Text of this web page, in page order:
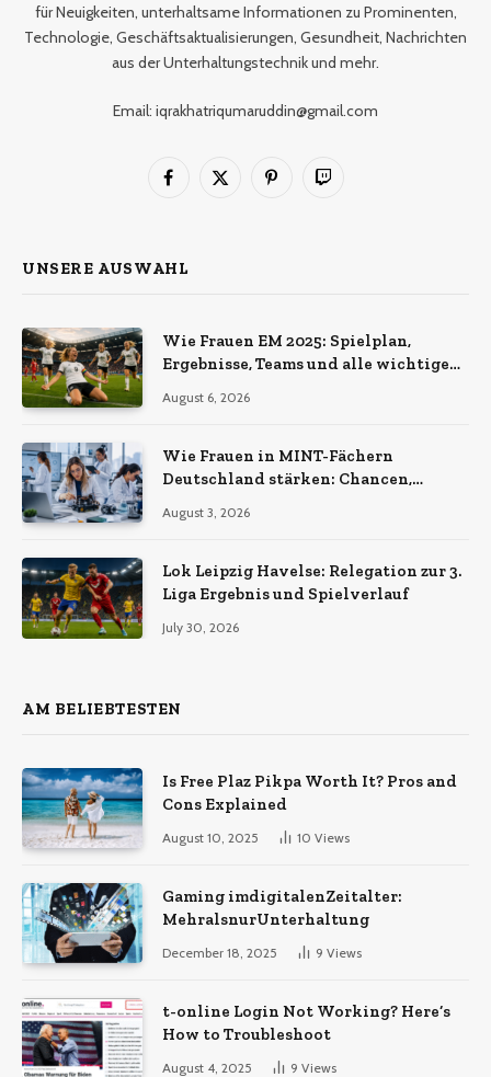
für Neuigkeiten, unterhaltsame Informationen zu Prominenten,
Technologie, Geschäftsaktualisierungen, Gesundheit, Nachrichten
aus der Unterhaltungstechnik und mehr.
Email: iqrakhatriqumaruddin@gmail.com
Facebook
X
PinterestTwitch
UNSERE AUSWAHL
Wie Frauen EM 2025: Spielplan,
Ergebnisse, Teams und alle wichtigen
August 6, 2026
Wie Frauen in MINT-Fächern
Deutschland stärken: Chancen,
Entwicklungen
August 3, 2026
Lok Leipzig Havelse: Relegation zur 3.
Liga Ergebnis und Spielverlauf
July 30, 2026
AM BELIEBTESTEN
Is Free Plaz Pikpa Worth It? Pros and
Cons Explained
August 10, 2025 10 Views
Gaming imdigitalenZeitalter:
MehralsnurUnterhaltung
December 18, 2025 9 Views
t-online Login Not Working? Here’s
How to Troubleshoot
August 4, 2025 9 Views